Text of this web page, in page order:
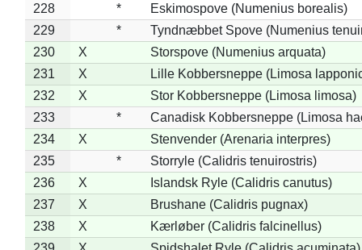
228 *
Eskimospove (Numenius borealis)
229
*
Tyndnæbbet Spove (Numenius
230
X
Storspove (Numenius arquata)
231
X
Lille Kobbersneppe (Limosa
232
X
Stor Kobbersneppe (Limosa limosa)
233
*
Canadisk Kobbersneppe (Limosa
234
X
Stenvender (Arenaria interpres)
235
*
Storryle (Calidris tenuirostris)
236
X
Islandsk Ryle (Calidris canutus)
237
X
Brushane (Calidris pugnax)
238
X
Kærløber (Calidris falcinellus)